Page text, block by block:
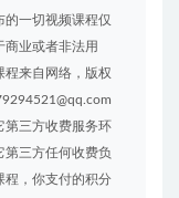
一切视频课程仅
商业或者非法用
程来自网络，版权
第三方收费服务环
第三方任何收费负
程，你支付的积分